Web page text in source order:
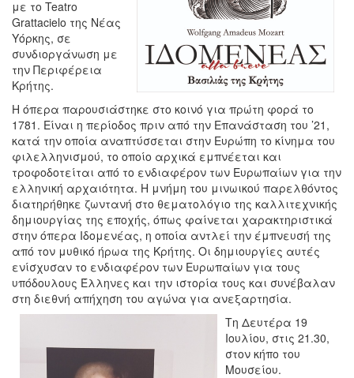
με το Teatro
Grattacielo της Νέας
Υόρκης, σε
συνδιοργάνωση με
την Περιφέρεια
Κρήτης.
Η όπερα παρουσιάστηκε στο κοινό για πρώτη φορά το
1781. Είναι η περίοδος πριν από την Επανάσταση του ’21,
κατά την οποία αναπτύσσεται στην Ευρώπη το κίνημα του
φιλελληνισμού, το οποίο αρχικά εμπνέεται και
τροφοδοτείται από το ενδιαφέρον των Ευρωπαίων για την
ελληνική αρχαιότητα. Η μνήμη του μινωικού παρελθόντος
διατηρήθηκε ζωντανή στο θεματολόγιο της καλλιτεχνικής
δημιουργίας της εποχής, όπως φαίνεται χαρακτηριστικά
στην όπερα Ιδομενέας, η οποία αντλεί την έμπνευσή της
από τον μυθικό ήρωα της Κρήτης. Οι δημιουργίες αυτές
ενίσχυσαν το ενδιαφέρον των Ευρωπαίων για τους
υπόδουλους Έλληνες και την ιστορία τους και συνέβαλαν
στη διεθνή απήχηση του αγώνα για ανεξαρτησία.
Τη Δευτέρα 19
Ιουλίου, στις 21.30,
στον κήπο του
Μουσείου.